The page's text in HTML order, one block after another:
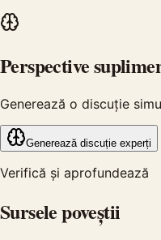
Perspective
Generează o discuție
Generează discuție experți
Verifică și aprofundează
Sursele poveștii